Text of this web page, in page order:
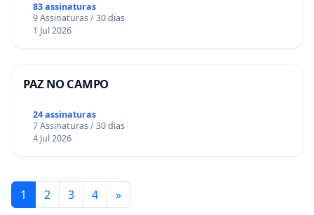
83 assinaturas
9 Assinaturas / 30 dias
1 Jul 2026
PAZ NO CAMPO
24 assinaturas
7 Assinaturas / 30 dias
4 Jul 2026
1 2 3 4 »